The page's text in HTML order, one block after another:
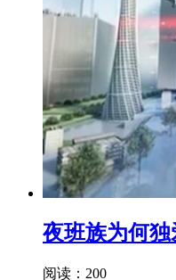
夜班族为何独
阅读：200